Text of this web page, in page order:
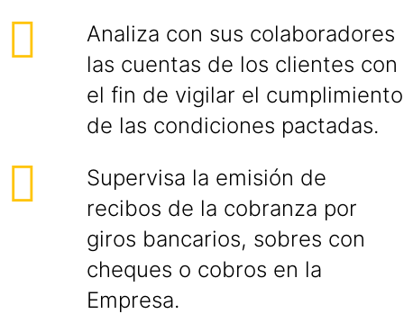
Analiza con sus colaboradores
las cuentas de los clientes con
el fin de vigilar el cumplimiento
de las condiciones pactadas.
Supervisa la emisión de
recibos de la cobranza por
giros bancarios, sobres con
cheques o cobros en la
Empresa.